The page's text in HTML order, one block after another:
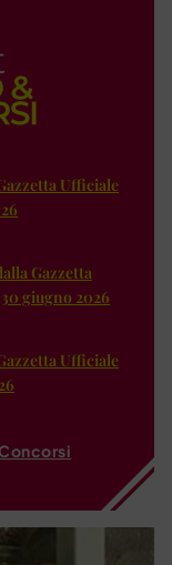
Ufficiale
Gazzetta
giugno 2026
Ufficiale